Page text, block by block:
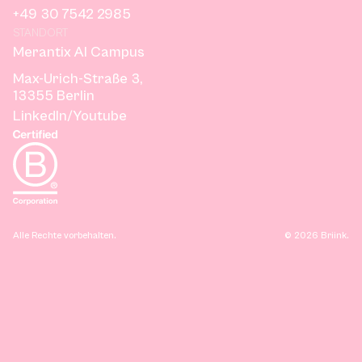
+49 30 7542 2985
STANDORT
Merantix AI Campus
Max-Urich-Straße 3,
13355 Berlin
LinkedIn/Youtube
Alle Rechte vorbehalten. © 2026 Briink.